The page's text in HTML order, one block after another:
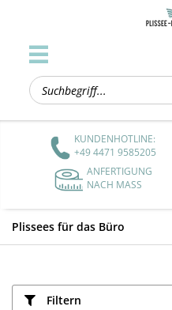
KUNDENHOTLINE:
+49 4471 9585205
ANFERTIGUNG
NACH MASS
Plissees für das Büro
Filtern